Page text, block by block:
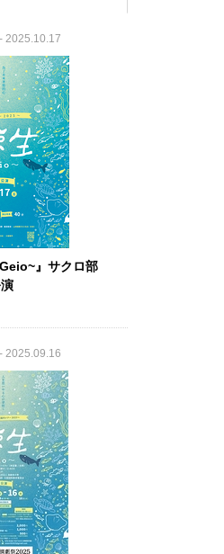
2025.10.17
』サクロ部
2025.09.16